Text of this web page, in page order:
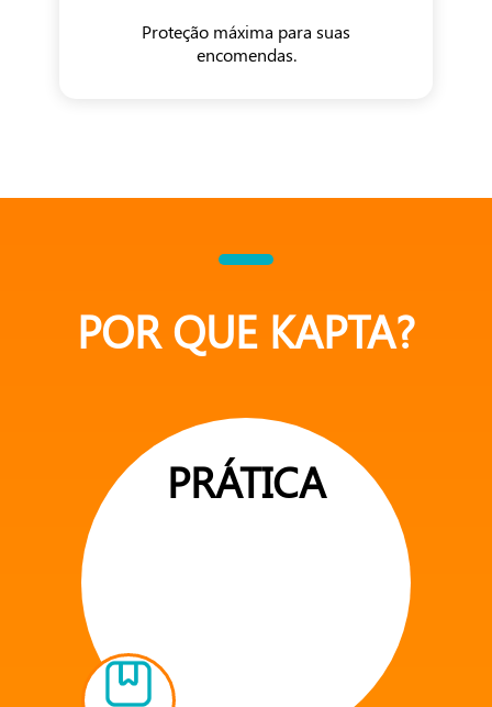
Proteção máxima para suas
encomendas.
POR QUE KAPTA?
PRÁTICA